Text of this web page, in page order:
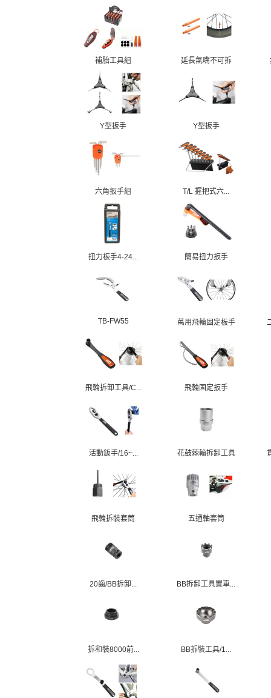
補胎工具組 延長氣嘴不可拆
Y型扳手 Y型扳手
六角扳手組 T/L 握把式六...
扭力板手4-24... 簡易扭力扳手
TB-FW55 萬用飛輪固定板手
飛輪拆卸工具/C... 飛輪固定扳手
活動鈑手/16~... 花鼓棘輪拆卸工具
飛輪拆裝套筒 五通軸套筒
20齒/BB拆卸... BB拆卸工具置車...
拆和裝8000前... BB拆裝工具/1...